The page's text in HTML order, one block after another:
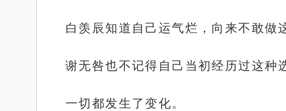
白羡辰知道自己运气烂，向来不敢做
谢无咎也不记得自己当初经历过这种
一切都发生了变化。